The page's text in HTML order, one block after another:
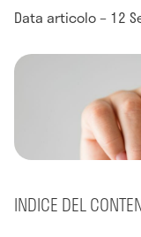
Data articolo – 12
INDICE DEL